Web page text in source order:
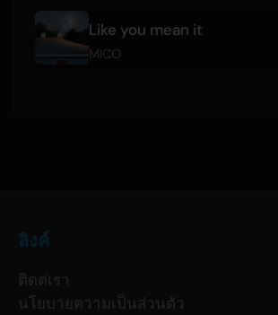
Like you mean it
MICO
ลิงค์
ติดต่เรา
นโยบายความเป็นส่วนตัว